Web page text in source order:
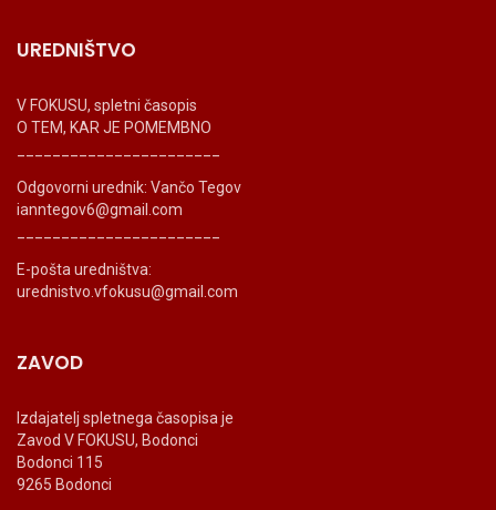
UREDNIŠTVO
V FOKUSU, spletni časopis
O TEM, KAR JE POMEMBNO
Odgovorni urednik: Vančo Tegov
ianntegov6@gmail.com
E-pošta uredništva:
urednistvo.vfokusu@gmail.com
ZAVOD
Izdajatelj spletnega časopisa je
Zavod V FOKUSU, Bodonci
Bodonci 115
9265 Bodonci